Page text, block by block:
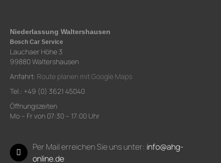
Niederlassung Waltershausen
Bosch Car Service
Lauchaer Höhe 3
99880 Waltershausen
Anfahrt: Route planen mit Google Maps
Tel.: +49 (0) 3621 45040
Öffnungszeiten
Mo – Fr von 07:30 – 17:00 Uhr
Per Mail erreichen Sie uns unter: info@ahg-
online.de